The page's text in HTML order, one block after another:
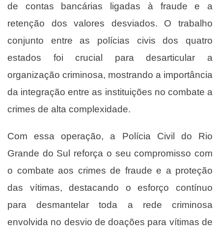
de contas bancárias ligadas à fraude e a
retenção dos valores desviados. O trabalho
conjunto entre as polícias civis dos quatro
estados foi crucial para desarticular a
organização criminosa, mostrando a importância
da integração entre as instituições no combate a
crimes de alta complexidade.
Com essa operação, a Polícia Civil do Rio
Grande do Sul reforça o seu compromisso com
o combate aos crimes de fraude e a proteção
das vítimas, destacando o esforço contínuo
para desmantelar toda a rede criminosa
envolvida no desvio de doações para vítimas de